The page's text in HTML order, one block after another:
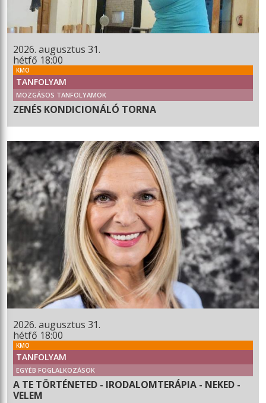
2026. augusztus 31.
hétfő 18:00
KMO
TANFOLYAM
MOZGÁSOS TANFOLYAMOK
ZENÉS KONDICIONÁLÓ TORNA
2026. augusztus 31.
hétfő 18:00
KMO
TANFOLYAM
EGYÉB FOGLALKOZÁSOK
A TE TÖRTÉNETED - IRODALOMTERÁPIA - NEKED -
VELEM